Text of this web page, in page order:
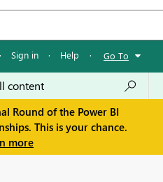
· Sign in · Help · Go To
Round of the Power BI
This is your chance.
more